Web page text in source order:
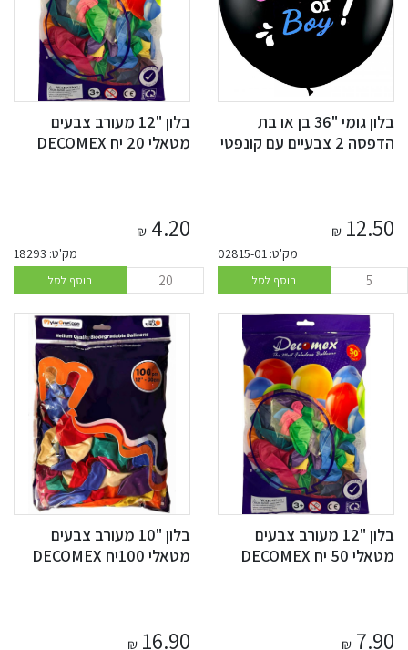
בלון גומי "36 בן או בת
הדפסה 2 צבעיים עם קונפטי
12.50
₪
מק'ט: 02815-01
הוסף לסל
בלון "12 מעורב צבעים
מטאלי 20 יח DECOMEX
4.20
₪
מק'ט: 18293
הוסף לסל
בלון "12 מעורב צבעים
מטאלי 50 יח DECOMEX
7.90
₪
בלון "10 מעורב צבעים
מטאלי 100יח DECOMEX
16.90
₪